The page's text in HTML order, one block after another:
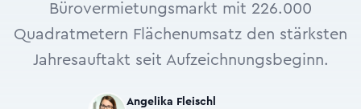
Bürovermietungsmarkt mit 226.000
Quadratmetern Flächenumsatz den stärksten
Jahresauftakt seit Aufzeichnungsbeginn.
Angelika Fleischl